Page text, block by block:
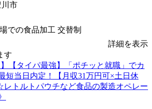
市
での食品加工 交替制
詳細を表示
す